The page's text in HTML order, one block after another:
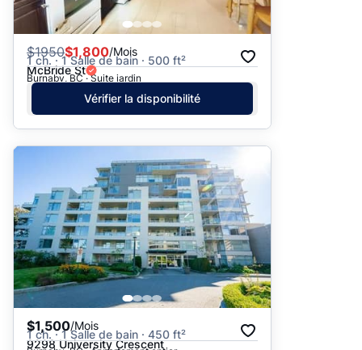
$1950$1,800/Mois
1 ch. · 1 Salle de bain · 500 ft²
McBride St
Burnaby, BC · Suite jardin
Vérifier la disponibilité
$1,500/Mois
1 ch. · 1 Salle de bain · 450 ft²
9298 University Crescent